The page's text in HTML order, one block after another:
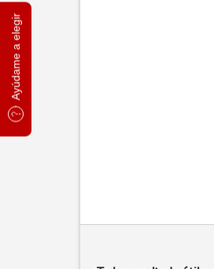
Ayúdame a elegir